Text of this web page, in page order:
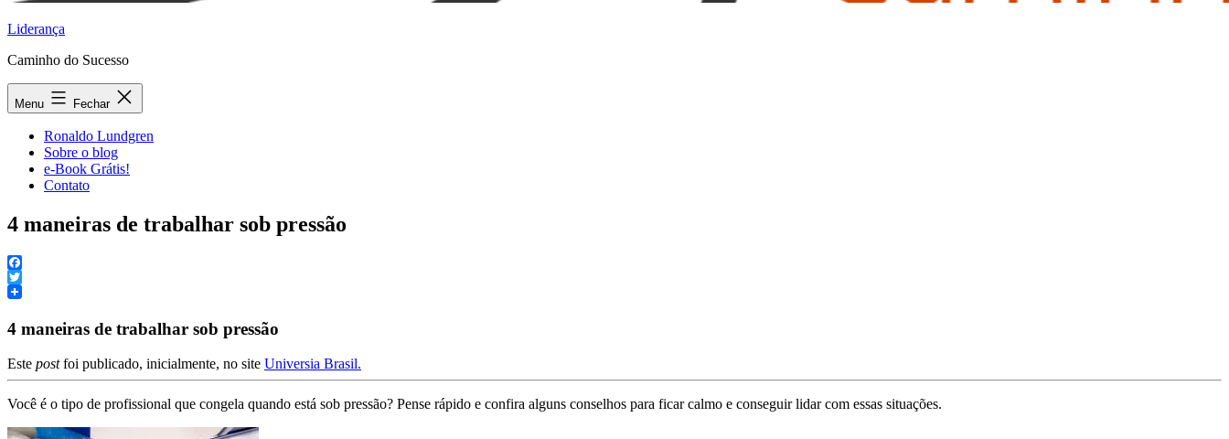
Liderança
Caminho do Sucesso
Menu Fechar
Ronaldo Lundgren
Sobre o blog
e-Book Grátis!
Contato
4 maneiras de trabalhar sob pressão
Facebook
Twitter
4 maneiras de trabalhar sob pressão
Este postfoi publicado, inicialmente, no site Universia Brasil.
Você é o tipo de profissional que congela quando está sob pressão? Pense rápido e confira alguns conselhos para ficar calmo e conseguir lidar com essas situações.